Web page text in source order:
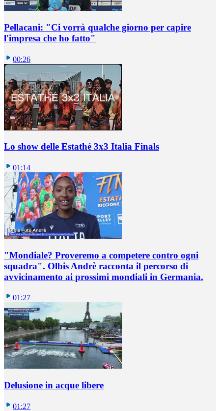
Pellacani: "Ci vorrà qualche giorno per capire
l'impresa che ho fatto"
00:26
Lo show delle Estathé 3x3 Italia Finals
01:14
"Mondiale? Proveremo a competere contro ogni
squadra". Olbis Andrè racconta il percorso di
avvicinamento ai prossimi mondiali in Germania.
01:27
Delusione in acque libere
01:27